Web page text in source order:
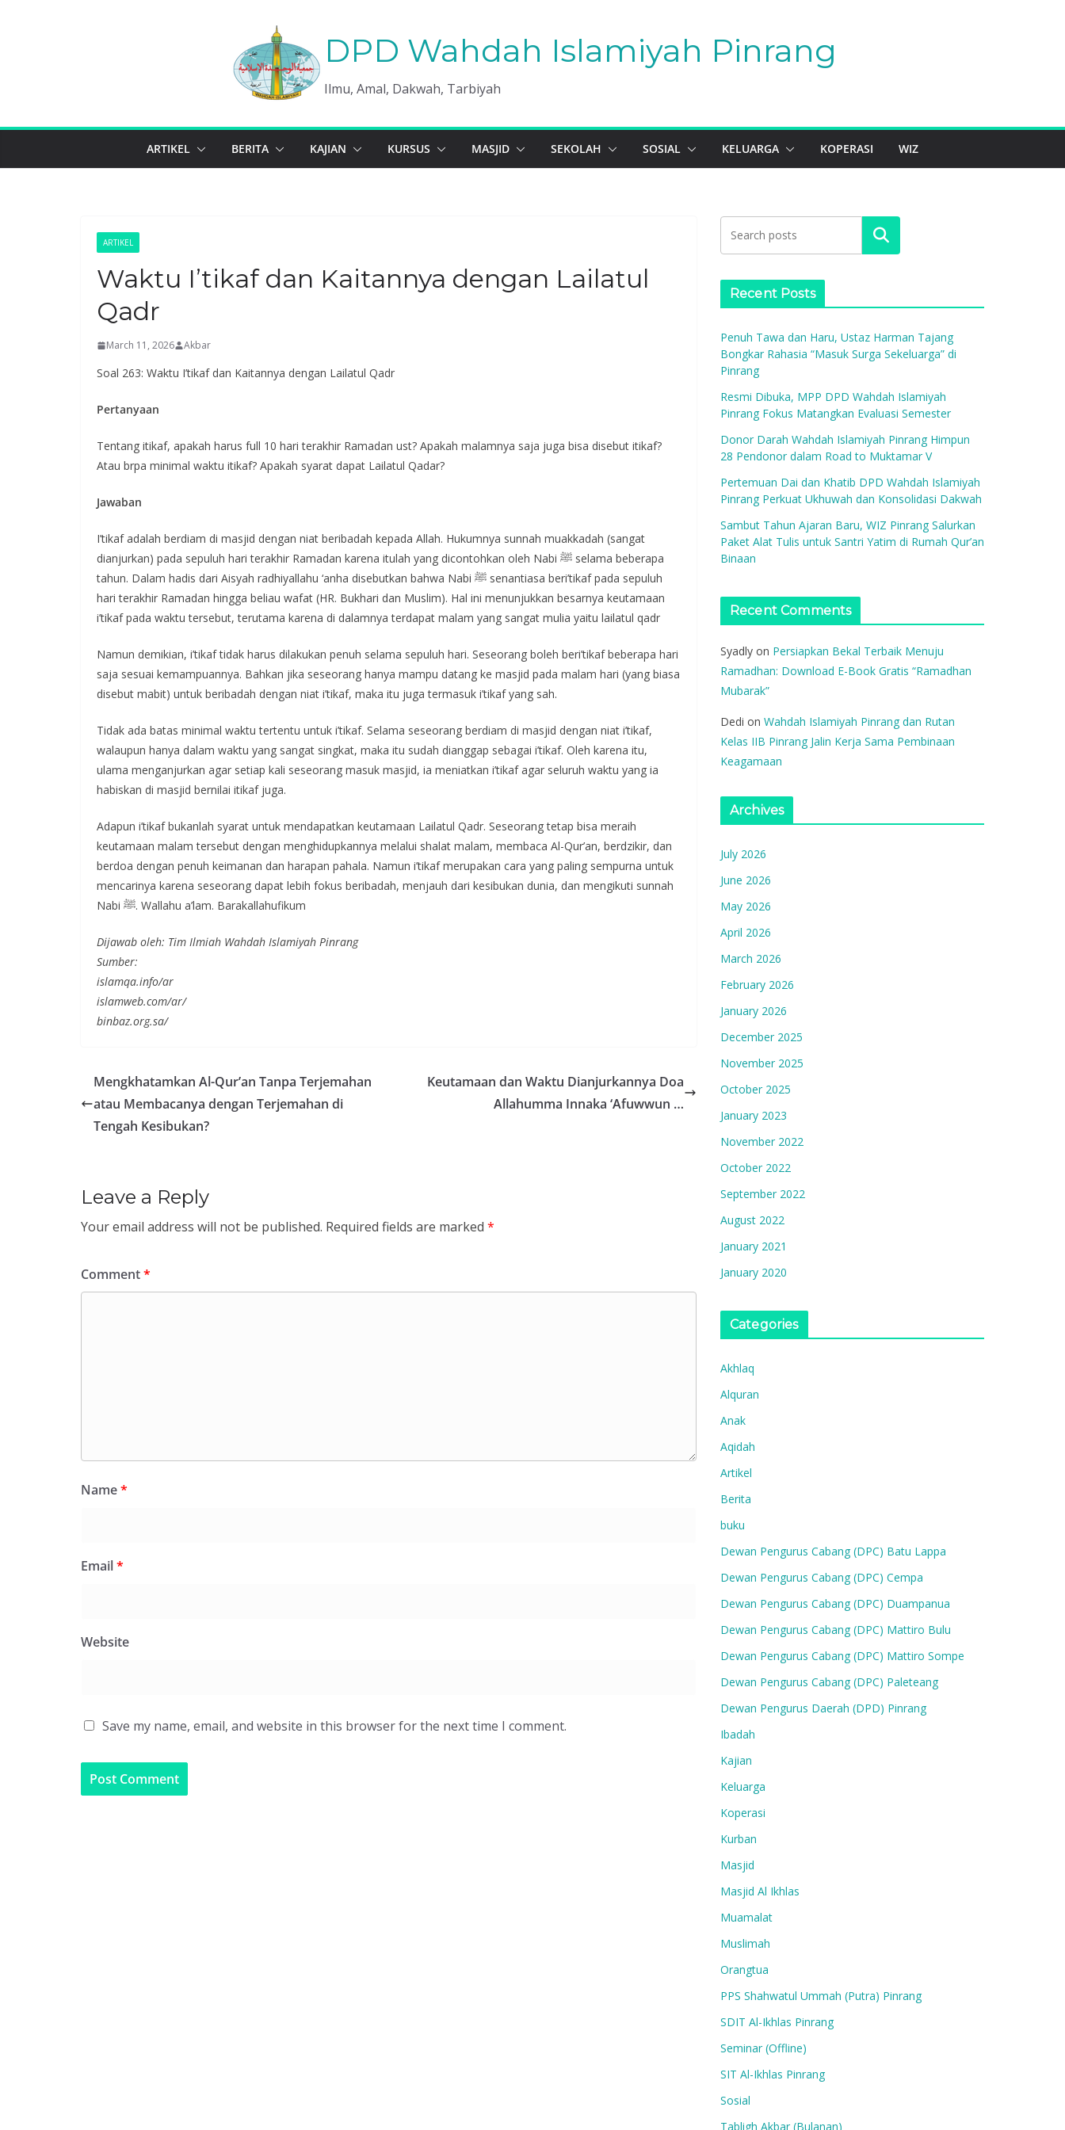
DPD Wahdah Islamiyah Pinrang
Ilmu, Amal, Dakwah, Tarbiyah
ARTIKEL BERITA KAJIAN KURSUS MASJID SEKOLAH SOSIAL KELUARGA KOPERASI WIZ
ARTIKEL
Waktu I’tikaf dan Kaitannya dengan Lailatul
Qadr
March 11, 2026 Akbar
Soal 263: Waktu I’tikaf dan Kaitannya dengan Lailatul Qadr
Pertanyaan
Tentang itikaf, apakah harus full 10 hari terakhir Ramadan ust? Apakah malamnya saja juga bisa disebut itikaf?
Atau brpa minimal waktu itikaf? Apakah syarat dapat Lailatul Qadar?
Jawaban
I’tikaf adalah berdiam di masjid dengan niat beribadah kepada Allah. Hukumnya sunnah muakkadah (sangat
dianjurkan) pada sepuluh hari terakhir Ramadan karena itulah yang dicontohkan oleh Nabi ﷺ selama beberapa
tahun. Dalam hadis dari Aisyah radhiyallahu ‘anha disebutkan bahwa Nabi ﷺ senantiasa beri’tikaf pada sepuluh
hari terakhir Ramadan hingga beliau wafat (HR. Bukhari dan Muslim). Hal ini menunjukkan besarnya keutamaan
i’tikaf pada waktu tersebut, terutama karena di dalamnya terdapat malam yang sangat mulia yaitu lailatul qadr
Namun demikian, i’tikaf tidak harus dilakukan penuh selama sepuluh hari. Seseorang boleh beri’tikaf beberapa hari
saja sesuai kemampuannya. Bahkan jika seseorang hanya mampu datang ke masjid pada malam hari (yang biasa
disebut mabit) untuk beribadah dengan niat i’tikaf, maka itu juga termasuk i’tikaf yang sah.
Tidak ada batas minimal waktu tertentu untuk i’tikaf. Selama seseorang berdiam di masjid dengan niat i’tikaf,
walaupun hanya dalam waktu yang sangat singkat, maka itu sudah dianggap sebagai i’tikaf. Oleh karena itu,
ulama menganjurkan agar setiap kali seseorang masuk masjid, ia meniatkan i’tikaf agar seluruh waktu yang ia
habiskan di masjid bernilai itikaf juga.
Adapun i’tikaf bukanlah syarat untuk mendapatkan keutamaan Lailatul Qadr. Seseorang tetap bisa meraih
keutamaan malam tersebut dengan menghidupkannya melalui shalat malam, membaca Al-Qur’an, berdzikir, dan
berdoa dengan penuh keimanan dan harapan pahala. Namun i’tikaf merupakan cara yang paling sempurna untuk
mencarinya karena seseorang dapat lebih fokus beribadah, menjauh dari kesibukan dunia, dan mengikuti sunnah
Nabi ﷺ. Wallahu a’lam. Barakallahufikum
Dijawab oleh: Tim Ilmiah Wahdah Islamiyah Pinrang
Sumber:
islamqa.info/ar
islamweb.com/ar/
binbaz.org.sa/
Mengkhatamkan Al-Qur’an Tanpa Terjemahan
atau Membacanya dengan Terjemahan di
Tengah Kesibukan?
Keutamaan dan Waktu Dianjurkannya Doa
Allahumma Innaka ‘Afuwwun …
Leave a Reply
Your email address will not be published. Required fields are marked *
Comment*
Name*
Email*
Website
Save my name, email, and website in this browser for the next time I comment.
Search
Recent Posts
Penuh Tawa dan Haru, Ustaz Harman Tajang
Bongkar Rahasia “Masuk Surga Sekeluarga” di
Pinrang
Resmi Dibuka, MPP DPD Wahdah Islamiyah
Pinrang Fokus Matangkan Evaluasi Semester
Donor Darah Wahdah Islamiyah Pinrang Himpun
28 Pendonor dalam Road to Muktamar V
Pertemuan Dai dan Khatib DPD Wahdah Islamiyah
Pinrang Perkuat Ukhuwah dan Konsolidasi Dakwah
Sambut Tahun Ajaran Baru, WIZ Pinrang Salurkan
Paket Alat Tulis untuk Santri Yatim di Rumah Qur’an
Binaan
Recent Comments
Syadly on Persiapkan Bekal Terbaik Menuju
Ramadhan: Download E-Book Gratis “Ramadhan
Mubarak”
Dedi on Wahdah Islamiyah Pinrang dan Rutan
Kelas IIB Pinrang Jalin Kerja Sama Pembinaan
Keagamaan
Archives
July 2026
June 2026
May 2026
April 2026
March 2026
February 2026
January 2026
December 2025
November 2025
October 2025
January 2023
November 2022
October 2022
September 2022
August 2022
January 2021
January 2020
Categories
Akhlaq
Alquran
Anak
Aqidah
Artikel
Berita
buku
Dewan Pengurus Cabang (DPC) Batu Lappa
Dewan Pengurus Cabang (DPC) Cempa
Dewan Pengurus Cabang (DPC) Duampanua
Dewan Pengurus Cabang (DPC) Mattiro Bulu
Dewan Pengurus Cabang (DPC) Mattiro Sompe
Dewan Pengurus Cabang (DPC) Paleteang
Dewan Pengurus Daerah (DPD) Pinrang
Ibadah
Kajian
Keluarga
Koperasi
Kurban
Masjid
Masjid Al Ikhlas
Muamalat
Muslimah
Orangtua
PPS Shahwatul Ummah (Putra) Pinrang
SDIT Al-Ikhlas Pinrang
Seminar (Offline)
SIT Al-Ikhlas Pinrang
Sosial
Tabligh Akbar (Bulanan)